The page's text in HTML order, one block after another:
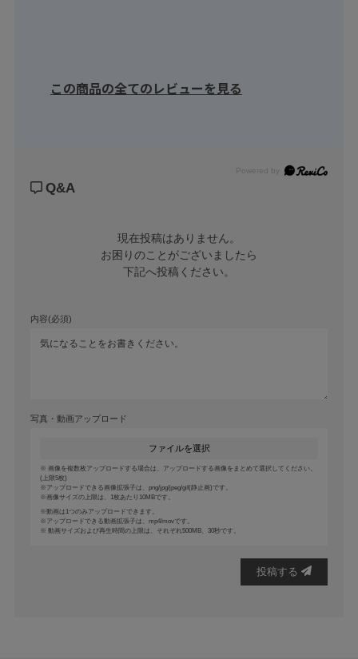
この商品の全てのレビューを見る
Powered by
Q&A
現在投稿はありません。
お困りのことがございましたら
下記へ投稿ください。
内容(必須)
写真・動画アップロード
ファイルを選択
画像を複数枚アップロードする場合は、アップロードする画像をまとめて選択してください。
(上限5枚)
アップロードできる画像拡張子は、png/jpg/jpeg/gif(静止画)です。
画像サイズの上限は、1枚あたり10MBです。
動画は1つのみアップロードできます。
アップロードできる動画拡張子は、mp4/movです。
動画サイズおよび再生時間の上限は、それぞれ500MB、30秒です。
投稿する